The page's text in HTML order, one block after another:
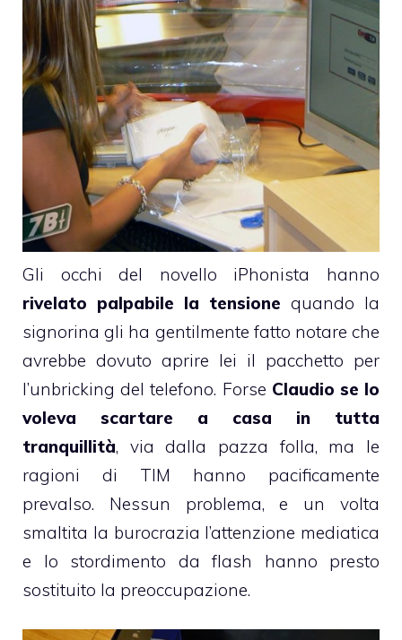
Gli occhi del novello iPhonista hanno
rivelato palpabile la tensione quando la
signorina gli ha gentilmente fatto notare che
avrebbe dovuto aprire lei il pacchetto per
l’unbricking del telefono. Forse Claudio se lo
voleva scartare a casa in tutta
tranquillità, via dalla pazza folla, ma le
ragioni di TIM hanno pacificamente
prevalso. Nessun problema, e un volta
smaltita la burocrazia l’attenzione mediatica
e lo stordimento da flash hanno presto
sostituito la preoccupazione.